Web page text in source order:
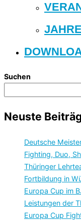
Suchen
Neuste
Deutsche
Fighting, Duo,
Thüringer
Fortbildung in
Europa Cup im
Leistungen der
Europa Cup